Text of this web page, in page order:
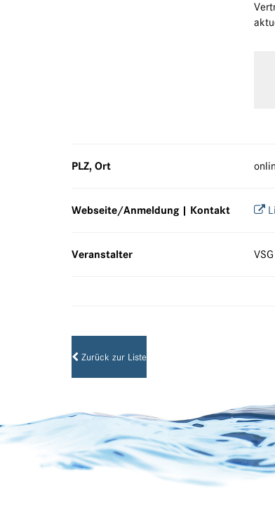
PLZ, Ort
Webseite/Anmeldung | Kontakt
Veranstalter VSG
Zurück zur Liste